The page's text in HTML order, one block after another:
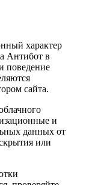
характер
Антибот в
поведение
сайта.
и
данных от
или